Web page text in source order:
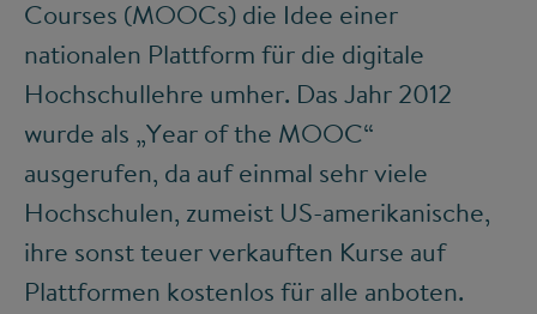
Courses (MOOCs) die Idee einer
nationalen Plattform für die digitale
Hochschullehre umher. Das Jahr 2012
wurde als „Year of the MOOC“
ausgerufen, da auf einmal sehr viele
Hochschulen, zumeist US-amerikanische,
ihre sonst teuer verkauften Kurse auf
Plattformen kostenlos für alle anboten.